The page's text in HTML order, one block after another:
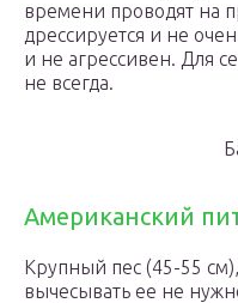
времени проводят на
дрессируется и не
и не агрессивен. Для
не всегда.
Американский
Крупный пес (45-55
вычесывать ее не